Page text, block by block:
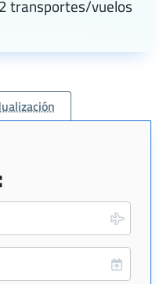
transportes/vuelos